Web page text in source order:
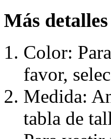
Más detalles
Color:
favor,
Medida:
tabla de